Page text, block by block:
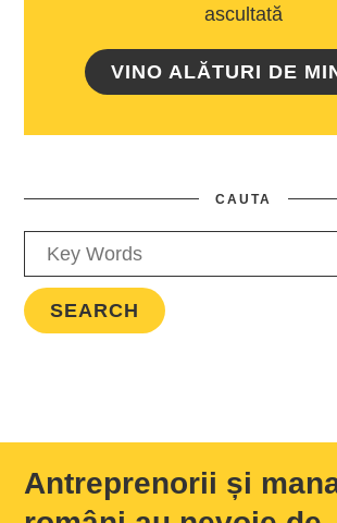
ascultată
VINO ALĂTURI DE
CAUTA
Antreprenorii și